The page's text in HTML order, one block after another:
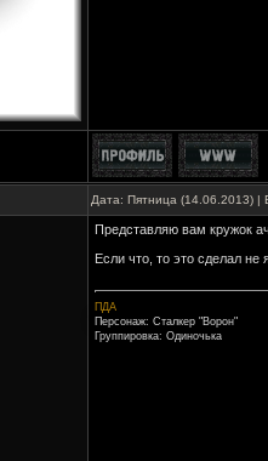
Дата: Пятница (14.06.2013)
Представляю вам кружок
Если что, то это сделал не
ПДА
Персонаж: Сталкер "Ворон"
Группировка: Одиночька